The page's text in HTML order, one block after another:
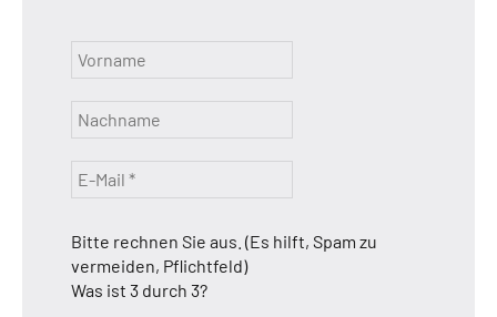
Bitte rechnen Sie aus. (Es hilft, Spam zu
vermeiden, Pflichtfeld)
Was ist 3 durch 3?